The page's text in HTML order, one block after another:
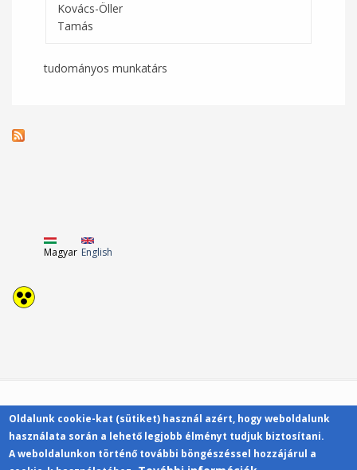
Kovács-Öller
Tamás
tudományos munkatárs
Magyar English
Kapcsolat
Oldalunk cookie-kat (sütiket) használ azért, hogy weboldalunk
használata során a lehető legjobb élményt tudjuk biztosítani.
A weboldalunkon történő további böngészéssel hozzájárul a